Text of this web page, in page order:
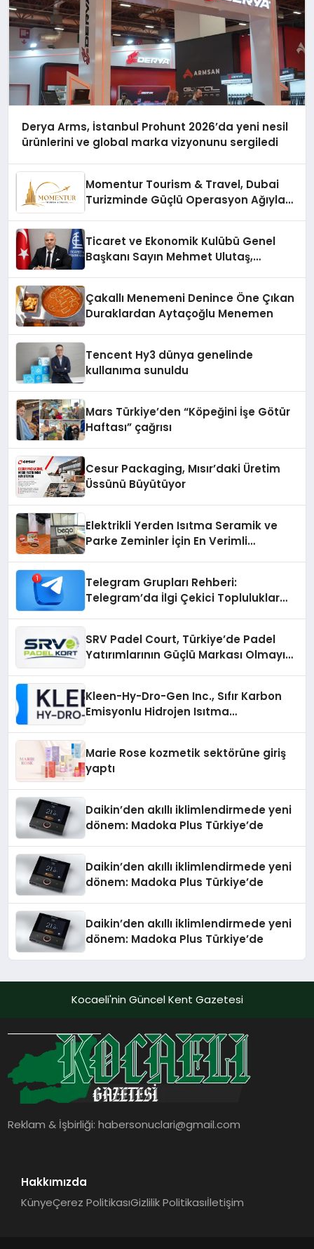
Derya Arms, İstanbul Prohunt 2026’da yeni nesil
ürünlerini ve global marka vizyonunu sergiledi
Momentur Tourism & Travel, Dubai
Turizminde Güçlü Operasyon Ağıyla
Ticaret ve Ekonomik Kulübü Genel
Başkanı Sayın Mehmet Ulutaş,
Çakallı Menemeni Denince Öne Çıkan
Duraklardan Aytaçoğlu Menemen
Tencent Hy3 dünya genelinde
kullanıma sunuldu
Mars Türkiye’den “Köpeğini İşe Götür
Haftası” çağrısı
Cesur Packaging, Mısır’daki Üretim
Üssünü Büyütüyor
Elektrikli Yerden Isıtma Seramik ve
Parke Zeminler İçin En Verimli
Telegram Grupları Rehberi:
Telegram’da İlgi Çekici Topluluklar
SRV Padel Court, Türkiye’de Padel
Yatırımlarının Güçlü Markası Olmayı
Kleen-Hy-Dro-Gen Inc., Sıfır Karbon
Emisyonlu Hidrojen Isıtma
Marie Rose kozmetik sektörüne giriş
yaptı
Daikin’den akıllı iklimlendirmede yeni
dönem: Madoka Plus Türkiye’de
Daikin’den akıllı iklimlendirmede yeni
dönem: Madoka Plus Türkiye’de
Daikin’den akıllı iklimlendirmede yeni
dönem: Madoka Plus Türkiye’de
Kocaeli'nin Güncel Kent Gazetesi
Reklam & İşbirliği:habersonuclari@gmail.com
Hakkımızda
KünyeÇerez PolitikasıGizlilik Politikasıİletişim